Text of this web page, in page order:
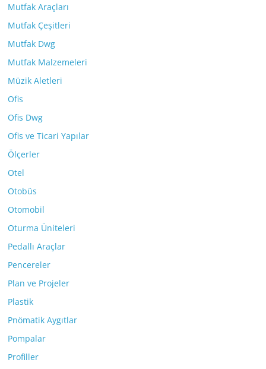
Mutfak Araçları
Mutfak Çeşitleri
Mutfak Dwg
Mutfak Malzemeleri
Müzik Aletleri
Ofis
Ofis Dwg
Ofis ve Ticari Yapılar
Ölçerler
Otel
Otobüs
Otomobil
Oturma Üniteleri
Pedallı Araçlar
Pencereler
Plan ve Projeler
Plastik
Pnömatik Aygıtlar
Pompalar
Profiller